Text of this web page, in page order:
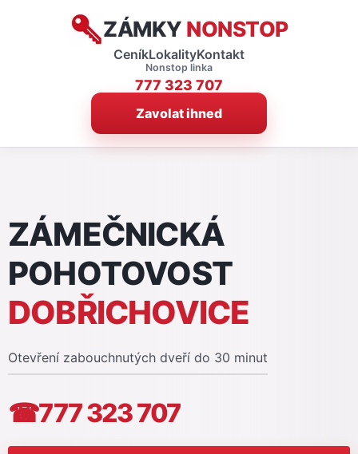
ZÁMKY NONSTOP
CeníkLokalityKontakt
Nonstop linka
777 323 707
Zavolat ihned
ZÁMEČNICKÁ
POHOTOVOST
DOBŘICHOVICE
Otevření zabouchnutých dveří do 30 minut
☎777 323 707